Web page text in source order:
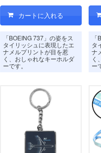
「BOEING 737」の姿をス
タイリッシュに表現したエ
ナメルプリントが目を惹
く、 おしゃれなキーホルダ
ーです。
タ
ナ
く
ー